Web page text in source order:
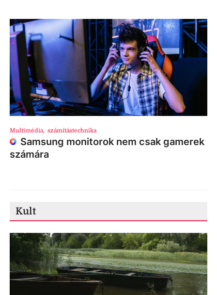
Multimédia, számítástechnika
Samsung monitorok nem csak gamerek
számára
Kult